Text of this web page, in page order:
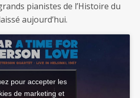
pianistes de l’Histoire du
aujourd’hui.
pour accepter les
de marketing et